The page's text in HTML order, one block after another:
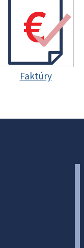
Faktúry